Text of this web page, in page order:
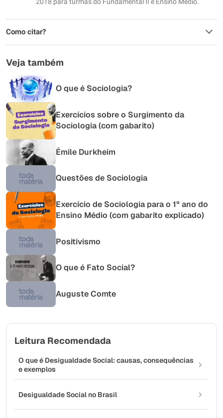
Como citar?
Veja também
O que é Sociologia?
Exercícios sobre o Surgimento da
Sociologia (com gabarito)
Émile Durkheim
Questões de Sociologia
Exercício de Sociologia para o 1º ano do
Ensino Médio (com gabarito explicado)
Positivismo
O que é Fato Social?
Auguste Comte
Leitura Recomendada
O que é Desigualdade Social: causas, consequências
e exemplos
Desigualdade Social no Brasil